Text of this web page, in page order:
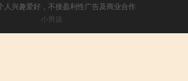
人兴趣爱好，不接盈利性广告及商业合作
小男孩